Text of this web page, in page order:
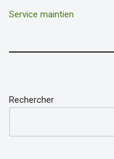
Service maintien
Rechercher